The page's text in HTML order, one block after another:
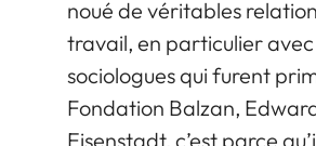
noué de véritables
travail, en particulier avec
sociologues qui furent
Fondation Balzan,
Eisenstadt, c’est parce